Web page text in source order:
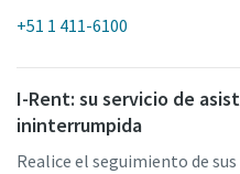
+51 1 411-6100
I-Rent: su servicio de
ininterrumpida
Realice el seguimiento de